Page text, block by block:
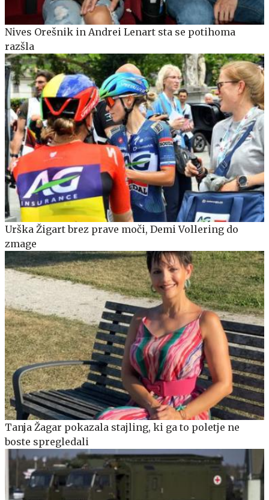
Nives Orešnik in Andrei Lenart sta se potihoma
razšla
Urška Žigart brez prave moči, Demi Vollering do
zmage
Tanja Žagar pokazala stajling, ki ga to poletje ne
boste spregledali